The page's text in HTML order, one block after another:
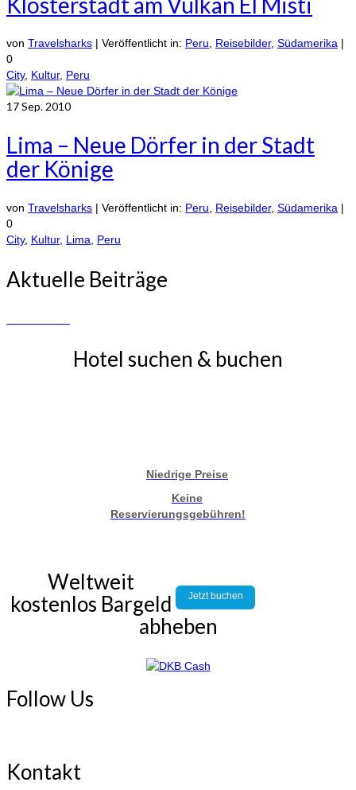
von Travelsharks | Veröffentlicht in: Peru Reisebilder, Südamerika |
0
City, Kultur, Peru
17Sep. 2010
Lima – Neue Dörfer in der Stadt
der Könige
von Travelsharks | Veröffentlicht in: Peru Reisebilder, Südamerika |
0
City, Kultur, Lima Peru
Aktuelle Beiträge
Hotel suchen & buchen
Niedrige Preise
Keine
Reservierungsgebühren!
Jetzt buchen
Weltweit
kostenlos Bargeld
abheben
Follow Us
Kontakt